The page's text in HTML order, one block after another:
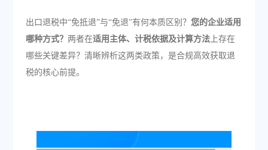
出口退税中“免抵退”与“免退”有何本质区别？ 您的企业适用
哪种方式？ 两者在适用主体、计税依据及计算方法上存在
哪些关键差异？清晰辨析这两类政策，是合规高效获取退
税的核心前提。